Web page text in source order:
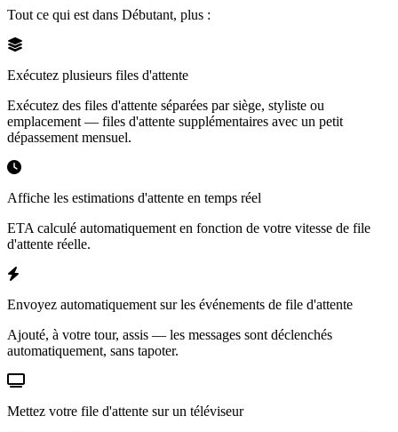
Tout ce qui est dans Débutant, plus :
Exécutez plusieurs files d'attente
Exécutez des files d'attente séparées par siège, styliste ou
emplacement — files d'attente supplémentaires avec un petit
dépassement mensuel.
Affiche les estimations d'attente en temps réel
ETA calculé automatiquement en fonction de votre vitesse de file
d'attente réelle.
Envoyez automatiquement sur les événements de file d'attente
Ajouté, à votre tour, assis — les messages sont déclenchés
automatiquement, sans tapoter.
Mettez votre file d'attente sur un téléviseur